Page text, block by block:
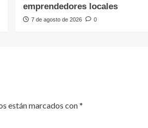
emprendedores locales
7 de agosto de 2026 0
están marcados con*